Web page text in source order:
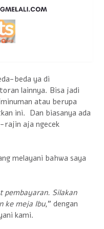
beda ya di
lainnya. Bisa jadi
atau berupa
ini. Dan biasanya ada
aja ngecek
melayani bahwa saya
pembayaran. Silakan
ke meja Ibu,” dengan
kami.